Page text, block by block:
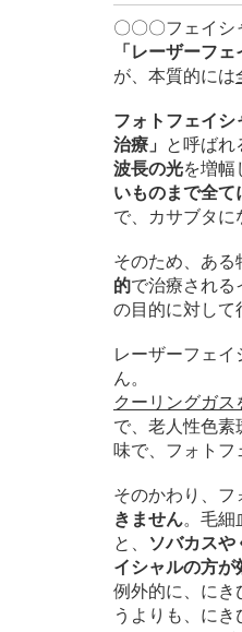
〇〇〇フェイ
「レーザーフ
が、本質的には
フォトフェイ
治療」
と呼ばれ
波長の光を増幅
いものまで全て
で、カサブタ
そのため、あ
的で治療される
の目的に対して
レーザーフェイ
ん。
クーリングガ
で、老人性色素
味で、フォト
そのかわり、
きません。毛細
と、
ソバカス
イシャルの方が
例外的に、にき
うよりも、に